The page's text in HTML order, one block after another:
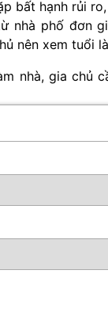
bất hạnh rủi
nhà phố đơn
nên xem tuổi
nhà, gia chủ